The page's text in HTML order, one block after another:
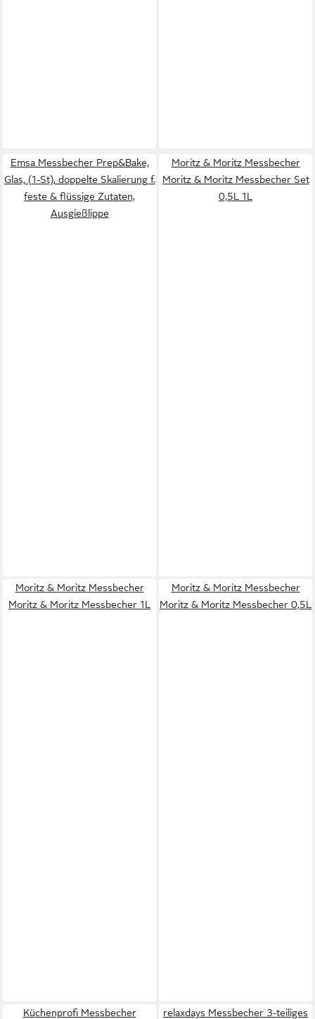
Emsa Messbecher Prep&Bake,
Glas, (1-St), doppelte Skalierung f.
feste & flüssige Zutaten,
Ausgießlippe
Moritz & Moritz Messbecher
Moritz & Moritz Messbecher Set
0,5L 1L
Moritz & Moritz Messbecher
Moritz & Moritz Messbecher 1L
Moritz & Moritz Messbecher
Moritz & Moritz Messbecher 0,5L
Küchenprofi Messbecher relaxdays Messbecher 3-teiliges